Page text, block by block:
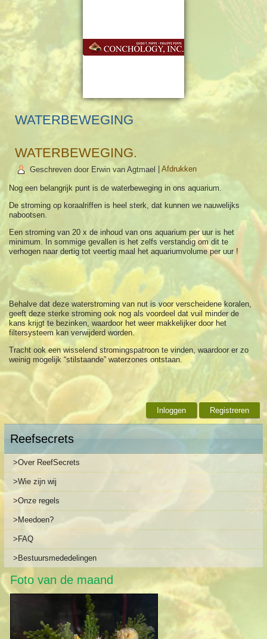
WATERBEWEGING
WATERBEWEGING.
Geschreven door Erwin van Agtmael |Afdrukken
Nog een belangrijk punt is de waterbeweging in ons aquarium.
De stroming op koraalriffen is heel sterk, dat kunnen we nauwelijks
nabootsen.
Een stroming van 20 x de inhoud van ons aquarium per uur is het
minimum. In sommige gevallen is het zelfs verstandig om dit te
verhogen naar dertig tot veertig maal het aquariumvolume per uur !
Behalve dat deze waterstroming van nut is voor verscheidene koralen,
geeft deze sterke stroming ook nog als voordeel dat vuil minder de
kans krijgt te bezinken, waardoor het weer makkelijker door het
filtersysteem kan verwijderd worden.
Tracht ook een wisselend stromingspatroon te vinden, waardoor er zo
weinig mogelijk “stilstaande” waterzones ontstaan.
Inloggen Registreren
Reefsecrets
>Over ReefSecrets
>Wie zijn wij
>Onze regels
>Meedoen?
>FAQ
>Bestuursmededelingen
Foto van de maand